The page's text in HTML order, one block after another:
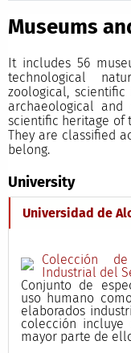
Museums
It includes 56
technological
zoological,
archaeological
scientific heritage of
They are classified
belong.
University
Universidad de
Colección
Industrial del
Conjunto de
uso humano
elaborados
colección
mayor parte de